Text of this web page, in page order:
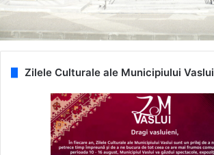
Zilele Culturale ale Municipiului Vaslui